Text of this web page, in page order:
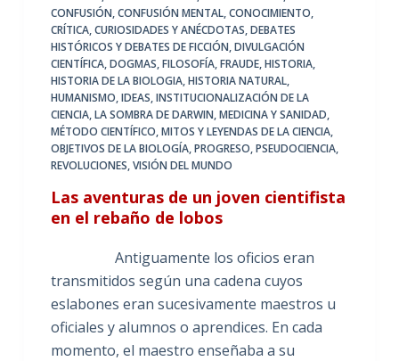
CONFUSIÓN,CONFUSIÓN MENTAL,CONOCIMIENTO,
CRÍTICA,CURIOSIDADES Y ANÉCDOTAS,DEBATES
HISTÓRICOS Y DEBATES DE FICCIÓN,DIVULGACIÓN
CIENTÍFICA,DOGMAS,FILOSOFÍA,FRAUDE,HISTORIA,
HISTORIA DE LA BIOLOGIA,HISTORIA NATURAL,
HUMANISMO,IDEAS,INSTITUCIONALIZACIÓN DE LA
CIENCIA,LA SOMBRA DE DARWIN,MEDICINA Y SANIDAD,
MÉTODO CIENTÍFICO,MITOS Y LEYENDAS DE LA CIENCIA,
OBJETIVOS DE LA BIOLOGÍA,PROGRESO,PSEUDOCIENCIA,
REVOLUCIONES,VISIÓN DEL MUNDO
Las aventuras de un joven cientifista
en el rebaño de lobos
Antiguamente los oficios eran
transmitidos según una cadena cuyos
eslabones eran sucesivamente maestros u
oficiales y alumnos o aprendices. En cada
momento, el maestro enseñaba a su